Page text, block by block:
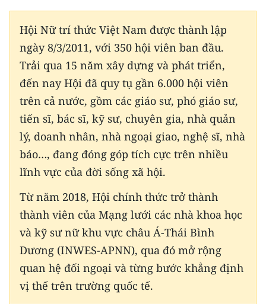
Hội Nữ trí thức Việt Nam được thành lập
ngày 8/3/2011, với 350 hội viên ban đầu.
Trải qua 15 năm xây dựng và phát triển,
đến nay Hội đã quy tụ gần 6.000 hội viên
trên cả nước, gồm các giáo sư, phó giáo sư,
tiến sĩ, bác sĩ, kỹ sư, chuyên gia, nhà quản
lý, doanh nhân, nhà ngoại giao, nghệ sĩ, nhà
báo…, đang đóng góp tích cực trên nhiều
lĩnh vực của đời sống xã hội.
Từ năm 2018, Hội chính thức trở thành
thành viên của Mạng lưới các nhà khoa học
và kỹ sư nữ khu vực châu Á-Thái Bình
Dương (INWES-APNN), qua đó mở rộng
quan hệ đối ngoại và từng bước khẳng định
vị thế trên trường quốc tế.